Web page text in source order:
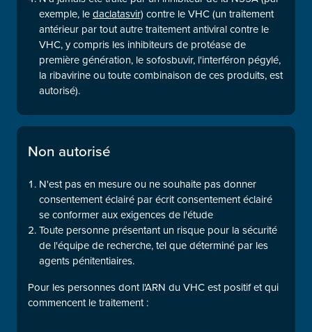
exemple, ledaclatasvir) contre le VHC (un traitement
antérieur par tout autre traitement antiviral contre le
VHC, y compris les inhibiteurs de protéase de
première génération, le sofosbuvir, l'interféron pégylé,
la ribavirine ou toute combinaison de ces produits, est
autorisé).
Non autorisé
N'est pas en mesure ou ne souhaite pas donner
consentement éclairé par écrit consentement éclairé
se conformer aux exigences de l'étude
Toute personne présentant un risque pour la sécurité
de l'équipe de recherche, tel que déterminé par les
agents pénitentiaires.
Pour les personnes dont l'ARN du VHC est positif et qui
commencent le traitement :